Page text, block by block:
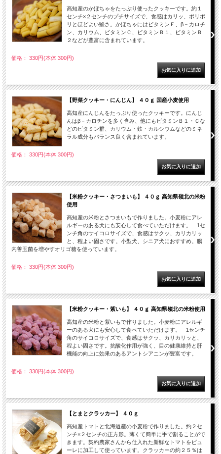
高知産のかぼちゃをたっぷり使ったクッキーです。約１
センチ×２センチのプチサイズで、食感はカリッ、ポリポ
リとほどよい堅さ。かぼちゃにはビタミンＥ、β－カロチ
ン、カリウム、ビタミンＣ、ビタミンＢ１、ビタミンＢ
２などが豊富に含まれています。
価格： 330円(本体 300円)
【野菜クッキー・にんじん】 ４０ｇ 国産小麦使用
高知産にんじんをたっぷり使ったクッキーです。にんじ
んはβ－カロチンを多く含み、他にもビタミンＢ１・Ｃな
どのビタミン群、カリウム・鉄・カルシウムなどのミネ
ラル成分もバランス良く含まれています。
価格： 330円(本体 300円)
【米粉クッキー・さつまいも】 ４０ｇ 高知県嶺北の米粉
使用
高知産の米粉とさつまいもで作りました。小麦粉にアレ
ルギーのある犬にも安心して食べていただけます。 1セ
ンチ角のサイコロサイズで、食感はサクッ、カリカリッ
と、程よい固さです。小型犬、シニア犬におすすめ。腸
内善玉菌を増やすオリゴ糖を使っています。
価格： 330円(本体 300円)
【米粉クッキー・紫いも】 ４０ｇ 高知県嶺北の米粉使用
高知産の米粉と紫いもで作りました。小麦粉にアレルギ
ーのある犬にも安心して食べていただけます。 1センチ
角のサイコロサイズで、食感はサクッ、カリカリッと、
程よい固さです。抗酸化作用が強く、目の健康維持と肝
機能の向上に効果のあるアントシアニンが豊富です。
価格： 330円(本体 300円)
【とまとクラッカー】 ４０ｇ
高知産トマトと北海道産の小麦粉で作りました。約２セ
ンチ×２センチの正方形。薄くて簡単に手で割ることがで
きます。契約農家さんから仕入れた新鮮なトマトをピュ
ーレに加工して使っています。クラッカーの約２５％は